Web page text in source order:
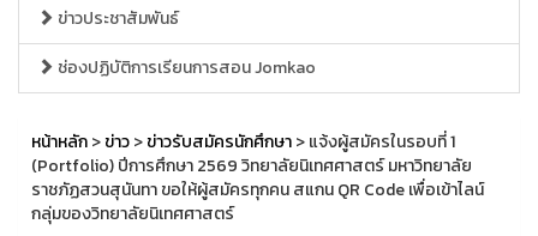
ข่าวประชาสัมพันธ์
ช่องปฏิบัติการเรียนการสอน Jomkao
หน้าหลัก>ข่าว>ข่าวรับสมัครนักศึกษา> แจ้งผู้สมัครในรอบที่ 1
(Portfolio) ปีการศึกษา 2569 วิทยาลัยนิเทศศาสตร์ มหาวิทยาลัย
ราชภัฏสวนสุนันทา ขอให้ผู้สมัครทุกคน สแกน QR Code เพื่อเข้าไลน์
กลุ่มของวิทยาลัยนิเทศศาสตร์